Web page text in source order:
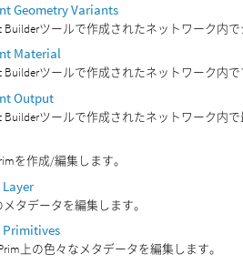
Geometry Variants
Builderツールで作成されたネットワーク内
Material
Builderツールで作成されたネットワーク内
Output
Builderツールで作成されたネットワーク内で
を作成/編集します。
タデータを編集します。
Primitives
上の色々なメタデータを編集します。